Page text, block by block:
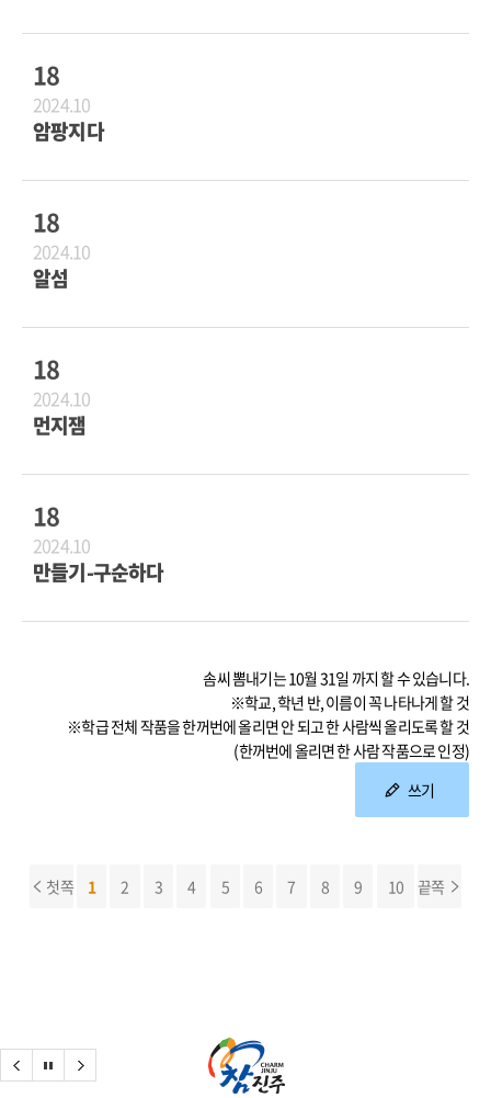
18
2024.10
암팡지다
18
2024.10
알섬
18
2024.10
먼지잼
18
2024.10
만들기-구순하다
솜씨 뽐내기는 10월 31일 까지 할 수 있습니다.
※학교, 학년 반, 이름이 꼭 나타나게 할 것
※학급 전체 작품을 한꺼번에 올리면 안 되고 한 사람씩 올리도록 할 것
(한꺼번에 올리면 한 사람 작품으로 인정)
쓰기
첫쪽 1 2 3 4 5 6 7 8 9 10 끝쪽